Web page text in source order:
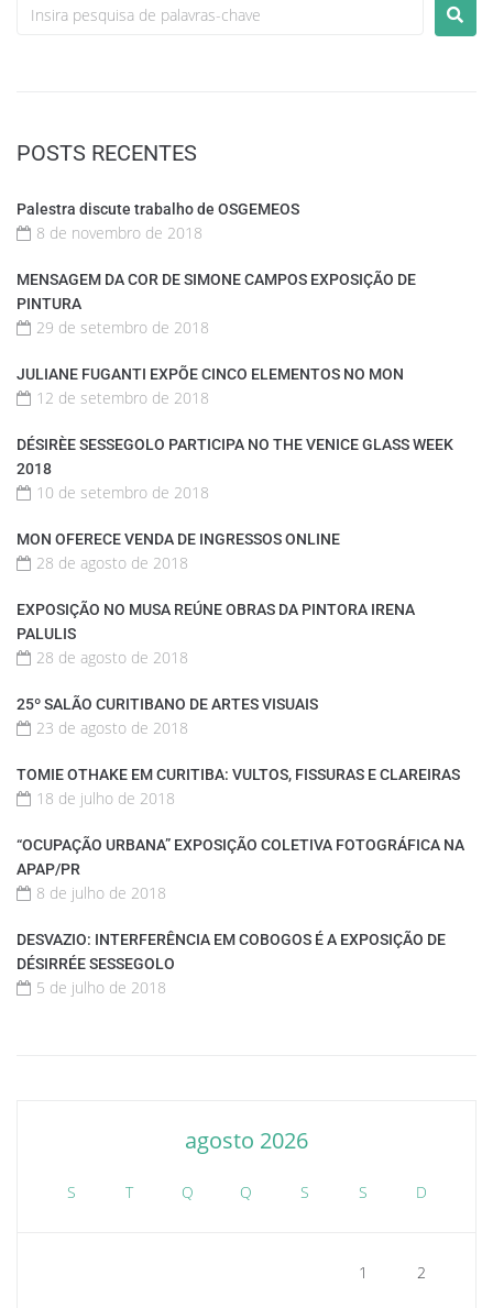
POSTS RECENTES
Palestra discute trabalho de OSGEMEOS
8 de novembro de 2018
MENSAGEM DA COR DE SIMONE CAMPOS EXPOSIÇÃO DE
PINTURA
29 de setembro de 2018
JULIANE FUGANTI EXPÕE CINCO ELEMENTOS NO MON
12 de setembro de 2018
DÉSIRÈE SESSEGOLO PARTICIPA NO THE VENICE GLASS WEEK
2018
10 de setembro de 2018
MON OFERECE VENDA DE INGRESSOS ONLINE
28 de agosto de 2018
EXPOSIÇÃO NO MUSA REÚNE OBRAS DA PINTORA IRENA
PALULIS
28 de agosto de 2018
25º SALÃO CURITIBANO DE ARTES VISUAIS
23 de agosto de 2018
TOMIE OTHAKE EM CURITIBA: VULTOS, FISSURAS E CLAREIRAS
18 de julho de 2018
“OCUPAÇÃO URBANA” EXPOSIÇÃO COLETIVA FOTOGRÁFICA NA
APAP/PR
8 de julho de 2018
DESVAZIO: INTERFERÊNCIA EM COBOGOS É A EXPOSIÇÃO DE
DÉSIRRÉE SESSEGOLO
5 de julho de 2018
agosto 2026
S T Q Q S S D
1 2